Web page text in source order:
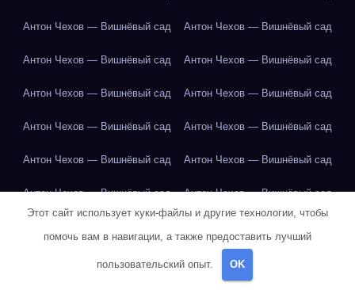
Антон Чехов — Вишнёвый сад Антон Чехов — Вишнёвый сад
Антон Чехов — Вишнёвый сад Антон Чехов — Вишнёвый сад
Антон Чехов — Вишнёвый сад Антон Чехов — Вишнёвый сад
Антон Чехов — Вишнёвый сад Антон Чехов — Вишнёвый сад
Антон Чехов — Вишнёвый сад Антон Чехов — Вишнёвый сад
Антон Чехов — Вишнёвый сад Антон Чехов — Вишнёвый сад
Антон Чехов — Вишнёвый сад
Этот сайт использует куки-файлы и другие технологии, чтобы
помочь вам в навигации, а также предоставить лучший
пользовательский опыт. OK